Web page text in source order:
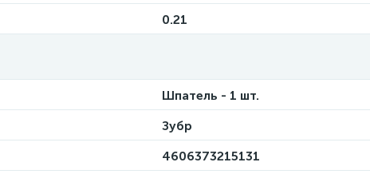
0.21
Шпатель - 1 шт.
Зубр
4606373215131